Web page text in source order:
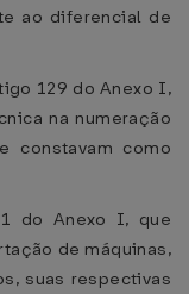
ao diferencial de
129 do Anexo I,
na numeração
constavam como
do Anexo I, que
de máquinas,
suas respectivas